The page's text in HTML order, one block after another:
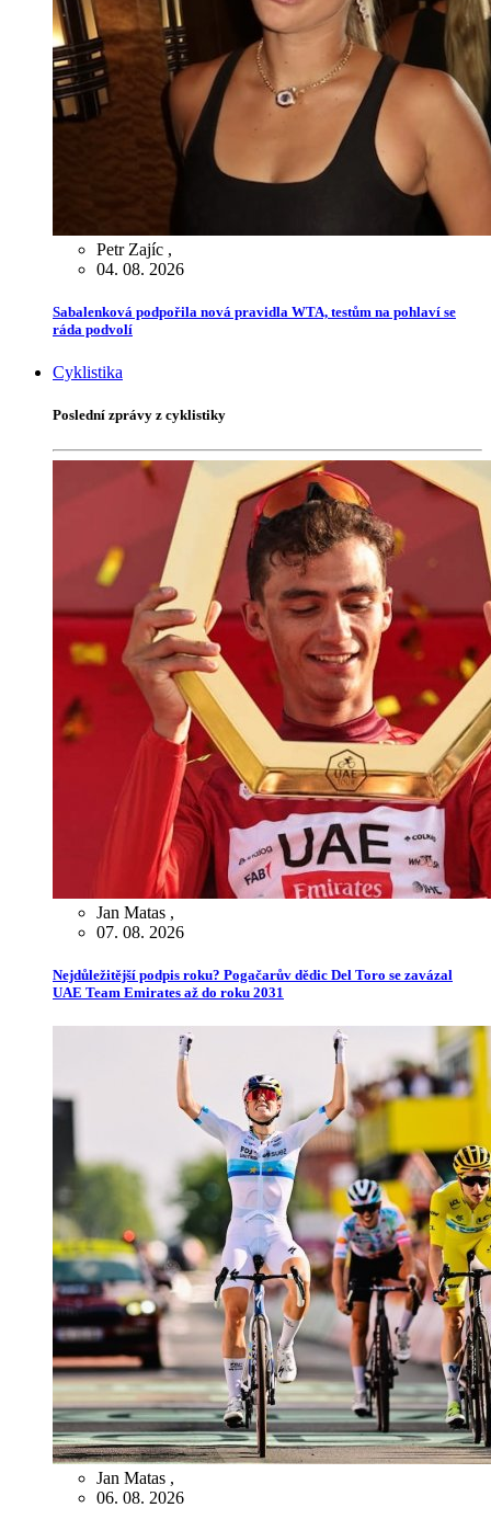
Petr Zajíc ,
04. 08. 2026
Sabalenková podpořila nová pravidla WTA, testům na pohlaví se
ráda podvolí
Cyklistika
Poslední zprávy z cyklistiky
Jan Matas ,
07. 08. 2026
Nejdůležitější podpis roku? Pogačarův dědic Del Toro se zavázal
UAE Team Emirates až do roku 2031
Jan Matas ,
06. 08. 2026